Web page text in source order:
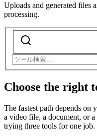
Uploads and generated files
processing.
Choose the right
The fastest path depends
a video file, a document, or
trying three tools for one job.